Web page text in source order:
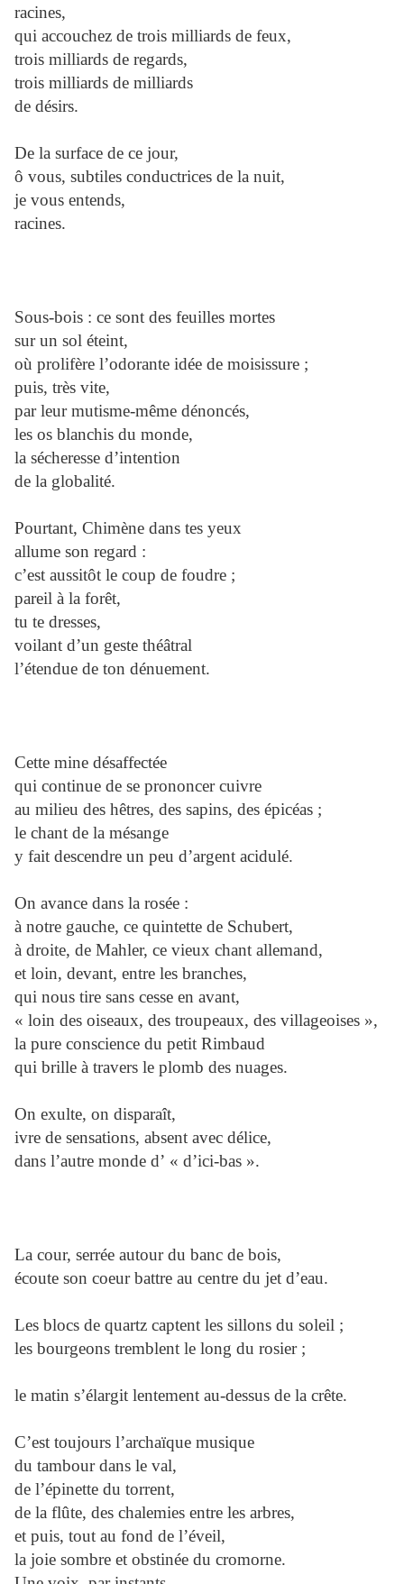
racines,
qui accouchez de trois milliards de feux,
trois milliards de regards,
trois milliards de milliards
de désirs.
De la surface de ce jour,
ô vous, subtiles conductrices de la nuit,
je vous entends,
racines.
Sous-bois : ce sont des feuilles mortes
sur un sol éteint,
où prolifère l’odorante idée de moisissure ;
puis, très vite,
par leur mutisme-même dénoncés,
les os blanchis du monde,
la sécheresse d’intention
de la globalité.
Pourtant, Chimène dans tes yeux
allume son regard :
c’est aussitôt le coup de foudre ;
pareil à la forêt,
tu te dresses,
voilant d’un geste théâtral
l’étendue de ton dénuement.
Cette mine désaffectée
qui continue de se prononcer cuivre
au milieu des hêtres, des sapins, des épicéas ;
le chant de la mésange
y fait descendre un peu d’argent acidulé.
On avance dans la rosée :
à notre gauche, ce quintette de Schubert,
à droite, de Mahler, ce vieux chant allemand,
et loin, devant, entre les branches,
qui nous tire sans cesse en avant,
« loin des oiseaux, des troupeaux, des villageoises »,
la pure conscience du petit Rimbaud
qui brille à travers le plomb des nuages.
On exulte, on disparaît,
ivre de sensations, absent avec délice,
dans l’autre monde d’ « d’ici-bas ».
La cour, serrée autour du banc de bois,
écoute son coeur battre au centre du jet d’eau.
Les blocs de quartz captent les sillons du soleil ;
les bourgeons tremblent le long du rosier ;
le matin s’élargit lentement au-dessus de la crête.
C’est toujours l’archaïque musique
du tambour dans le val,
de l’épinette du torrent,
de la flûte, des chalemies entre les arbres,
et puis, tout au fond de l’éveil,
la joie sombre et obstinée du cromorne.